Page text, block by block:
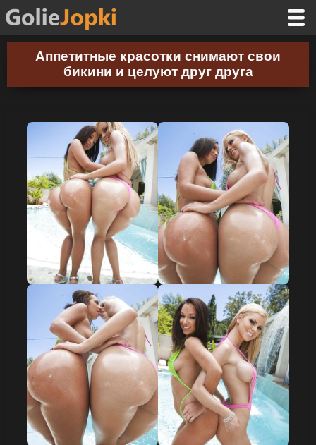
Аппетитные красотки снимают свои
бикини и целуют друг друга